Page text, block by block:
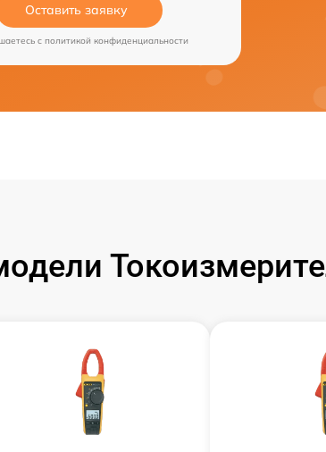
Оставить заявку
c политикой конфиденциальности